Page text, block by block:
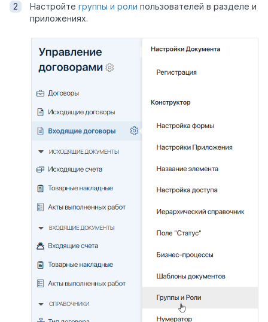
Настройте группы и роли пользователей в разделе и
приложениях.